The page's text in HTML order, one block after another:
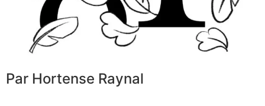
Par Hortense Raynal